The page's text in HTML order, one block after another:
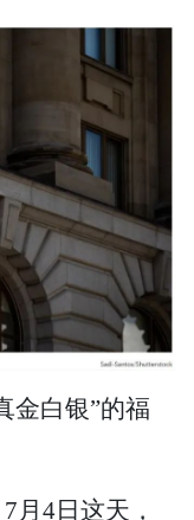
金白银”的福
月4日这天，